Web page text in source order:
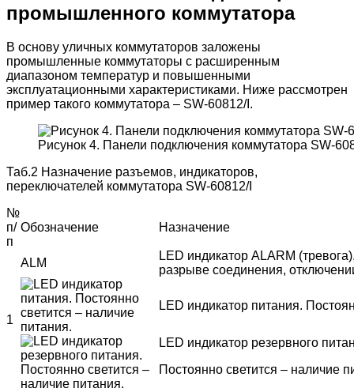
промышленного коммутатора
В основу уличных коммутаторов заложены
промышленные коммутаторы с расширенным
диапазоном температур и повышенными
эксплуатационными характеристиками. Ниже рассмотрен
пример такого коммутатора – SW-60812/I.
Рисунок 4. Панели подключения коммутатора SW-
Таб.2 Назначение разъемов, индикаторов,
переключателей коммутатора SW-60812/I
№
п/
п
Обозначение Назначение
1
ALM
LED индикатор ALARM
разрыве соединения,
LED индикатор питания.
LED индикатор резервного
Постоянно светится – наличие